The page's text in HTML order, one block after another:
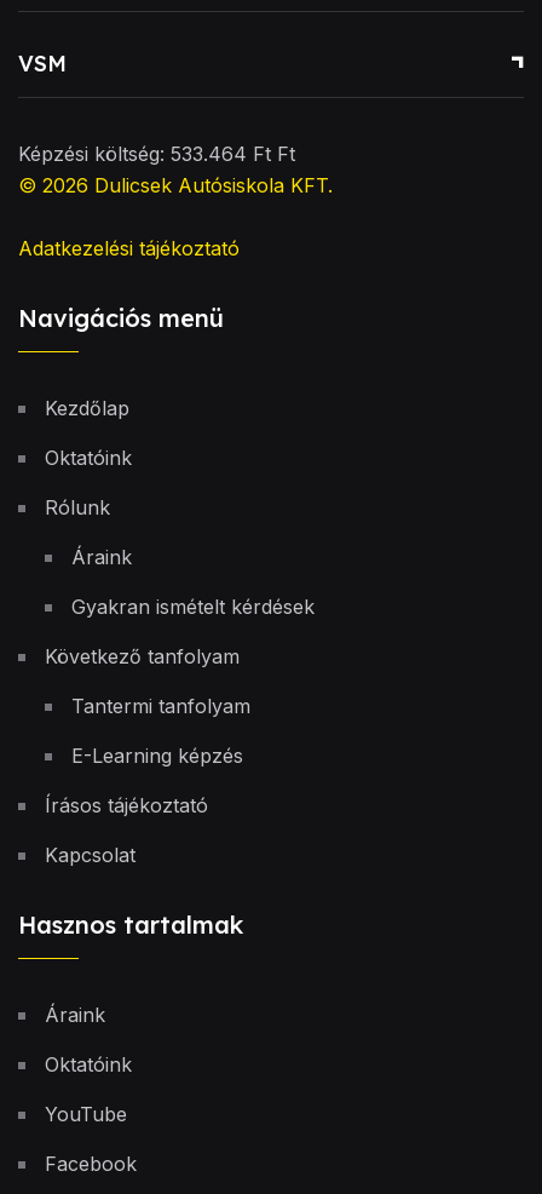
VSM
Képzési költség: 533.464 Ft Ft
© 2026 Dulicsek Autósiskola KFT.
Adatkezelési tájékoztató
Navigációs menü
Kezdőlap
Oktatóink
Rólunk
Áraink
Gyakran ismételt kérdések
Következő tanfolyam
Tantermi tanfolyam
E-Learning képzés
Írásos tájékoztató
Kapcsolat
Hasznos tartalmak
Áraink
Oktatóink
YouTube
Facebook